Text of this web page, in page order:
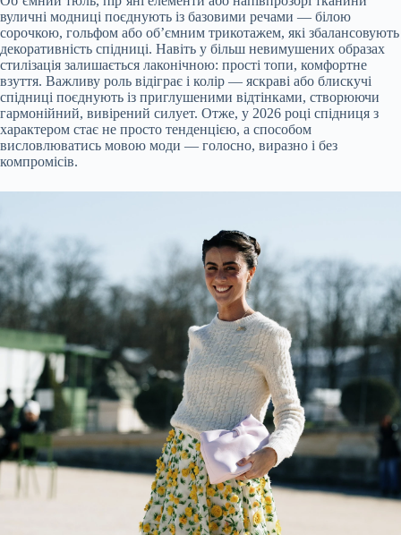
вуличні модниці поєднують із базовими речами — білою
сорочкою, гольфом або об’ємним трикотажем, які збалансовують
декоративність спідниці. Навіть у більш невимушених образах
стилізація залишається лаконічною: прості топи, комфортне
взуття. Важливу роль відіграє і колір — яскраві або блискучі
спідниці поєднують із приглушеними відтінками, створюючи
гармонійний, вивірений силует. Отже, у 2026 році спідниця з
характером стає не просто тенденцією, а способом
висловлюватись мовою моди — голосно, виразно і без
компромісів.